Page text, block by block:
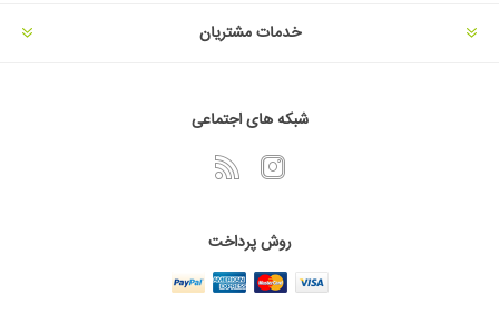
خدمات مشتریان
شبکه های اجتماعی
روش پرداخت